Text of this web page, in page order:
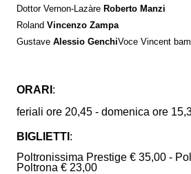
Dottor Vernon-Lazàre Roberto Manzi
Roland Vincenzo Zampa
Gustave Alessio GenchiVoce Vincent
ORARI :
feriali ore 20,45 - domenica ore
BIGLIETTI :
Poltronissima Prestige € 35,00 -
Poltrona € 23,00